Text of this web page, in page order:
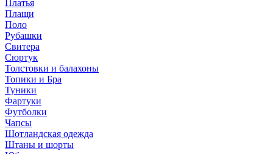
Платья
Плащи
Поло
Рубашки
Свитера
Сюртук
Толстовки и балахоны
Топики и Бра
Туники
Фартуки
Футболки
Чапсы
Шотландская одежда
Штаны и шорты